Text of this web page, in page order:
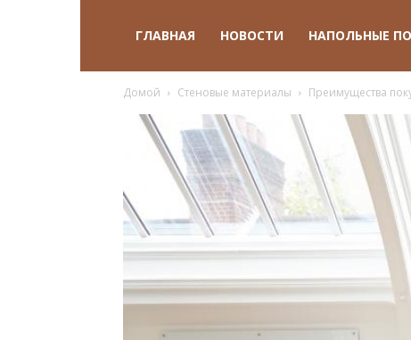
ГЛАВНАЯ НОВОСТИ НАПОЛЬНЫЕ
Домой Стеновые материалы Преимущества